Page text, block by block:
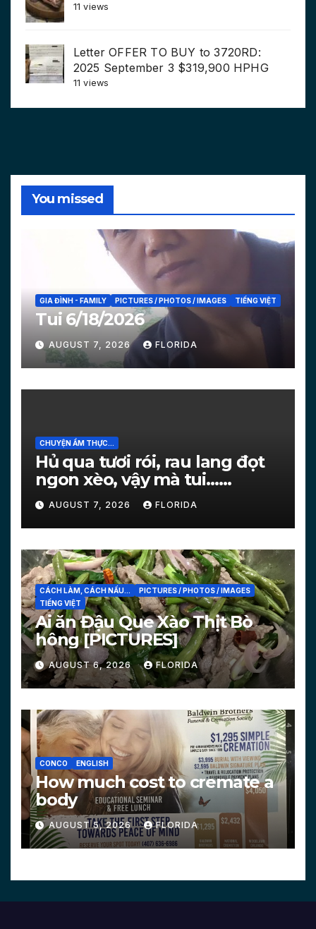
11 views
Letter OFFER TO BUY to 3720RD:
2025 September 3 $319,900 HPHG
11 views
You missed
GIA ĐÌNH - FAMILY PICTURES / PHOTOS / IMAGES TIẾNG VIỆT
Tui 6/18/2026
AUGUST 7, 2026 FLORIDA
CHUYỆN ẨM THỰC...
Hủ qua tươi rói, rau lang đọt
ngon xèo, vậy mà tui…
[PICTURES]
AUGUST 7, 2026 FLORIDA
CÁCH LÀM, CÁCH NẤU...
PICTURES / PHOTOS / IMAGES
TIẾNG VIỆT
Ai ăn Đậu Que Xào Thịt Bò
hông [PICTURES]
AUGUST 6, 2026 FLORIDA
CONCO ENGLISH
How much cost to cremate a
body
AUGUST 5, 2026 FLORIDA